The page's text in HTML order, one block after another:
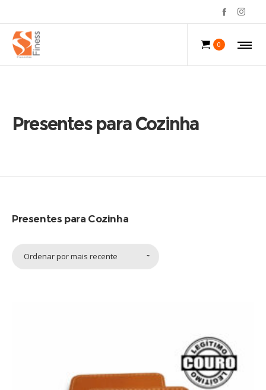
0
Presentes para Cozinha
Presentes para Cozinha
Ordenar por mais recente